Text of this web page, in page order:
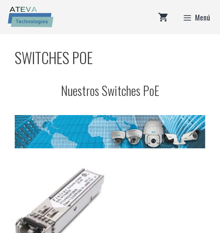
Saltar
contenido
Menú
SWITCHES POE
Nuestros Switches PoE